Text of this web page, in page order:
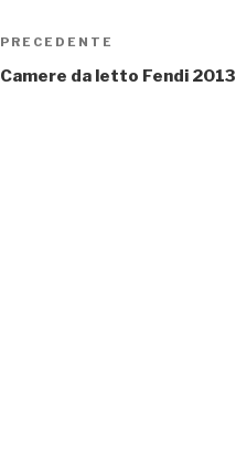
Navigazione
articoli
Articolo
precedente:
PRECEDENTE
Camere da letto Fendi 2013